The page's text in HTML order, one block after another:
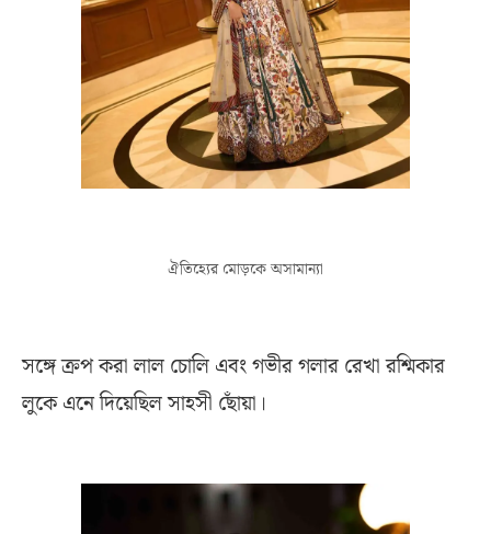
ঐতিহ্যের মোড়কে অসামান্যা
সঙ্গে ক্রপ করা লাল চোলি এবং গভীর গলার রেখা রশ্মিকার
লুকে এনে দিয়েছিল সাহসী ছোঁয়া।